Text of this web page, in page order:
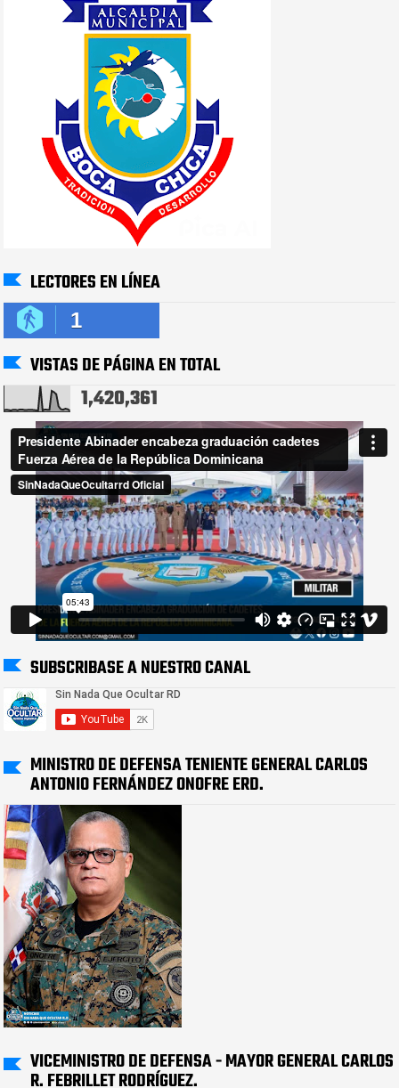
LECTORES EN LÍNEA
1
VISTAS DE PÁGINA EN TOTAL
1,420,361
SUBSCRIBASE A NUESTRO CANAL
MINISTRO DE DEFENSA TENIENTE GENERAL CARLOS
ANTONIO FERNÁNDEZ ONOFRE ERD.
VICEMINISTRO DE DEFENSA - MAYOR GENERAL CARLOS
R. FEBRILLET RODRÍGUEZ.